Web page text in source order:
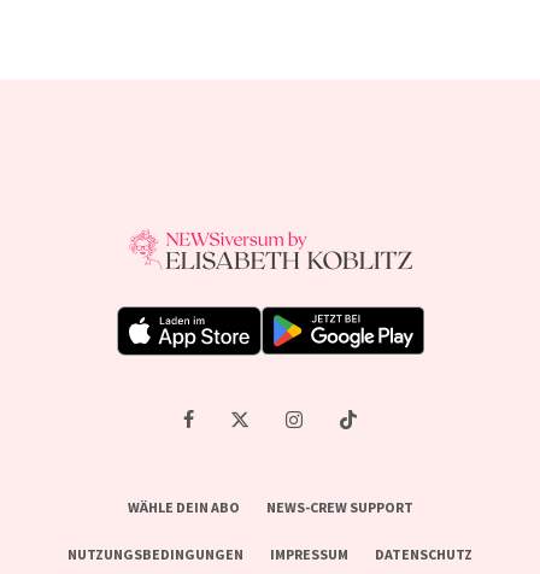
WÄHLE DEIN ABO NEWS-CREW SUPPORT
NUTZUNGSBEDINGUNGEN IMPRESSUM DATENSCHUTZ